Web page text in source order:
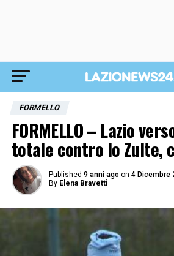
FORMELLO
FORMELLO – Lazio
totale contro lo Zulte,
Published 9 anni ago on 4 Dicembre
By Elena Bravetti